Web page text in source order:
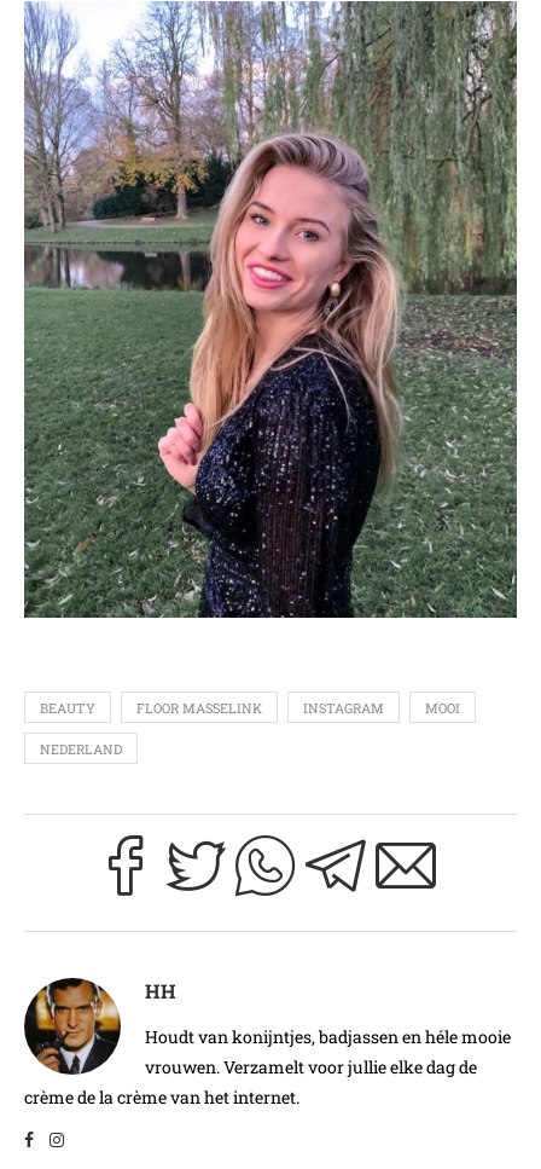
BEAUTY FLOOR MASSELINK INSTAGRAM MOOI
NEDERLAND
HH
Houdt van konijntjes, badjassen en héle mooie
vrouwen. Verzamelt voor jullie elke dag de
crème de la crème van het internet.